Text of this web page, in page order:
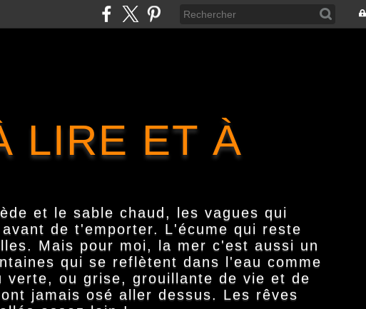
LIRE ET À
et le sable chaud, les vagues qui
de t'emporter. L'écume qui reste
Mais pour moi, la mer c'est aussi un
qui se reflètent dans l'eau comme
verte, ou grise, grouillante de vie et de
jamais osé aller dessus. Les rêves